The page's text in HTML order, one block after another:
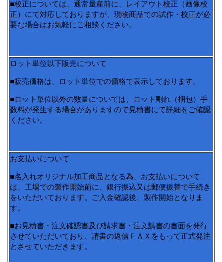
■校正については、通常量産前に、レイアウト校正（画像校
正）にて対応しておりますが、現物商品での試作・校正が必
要な場合はお気軽にご相談ください。
ロット単位以下販売について
■販売価格は、ロット単位での価格で表示しております。
■ロット単位以外の数量については、ロット割れ（梱包）手
数料が発生する場合がありますので見積書にて詳細をご確認
ください。
お支払いについて
■名入れオリジナル加工商品となる為、お支払いについて
は、工場での製作開始前に、銀行振込又は郵便振替で手続き
をいただいております。ご入金確認後、製作開始となりま
す。
■お見積書・注文確認書及び請求書・注文請書の書面を発行
させていただいており、請書の返信ＦＡＸをもって正式発注
とさせていただきます。